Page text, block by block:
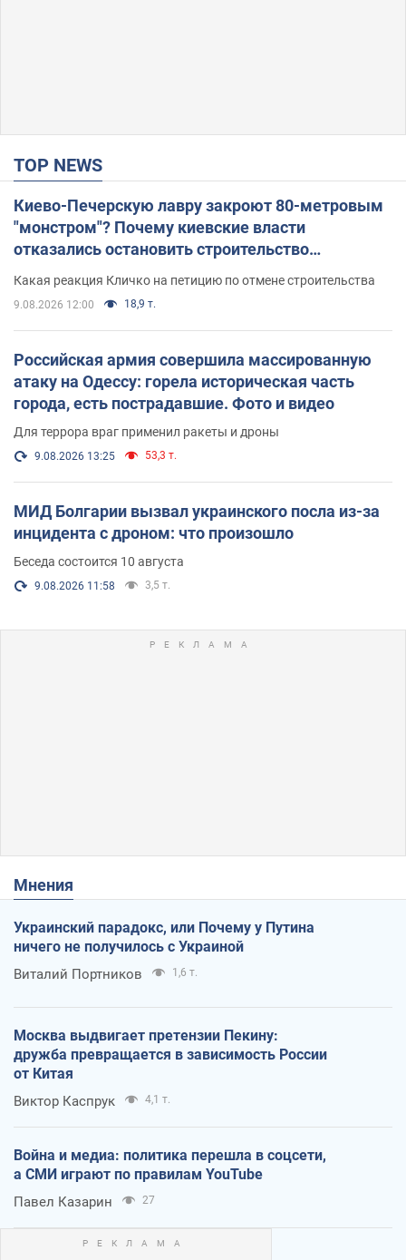
TOP NEWS
Киево-Печерскую лавру закроют 80-метровым
"монстром"? Почему киевские власти
отказались остановить строительство
Какая реакция Кличко на петицию по отмене строительства
9.08.2026 12:00 18,9 т.
Российская армия совершила массированную
атаку на Одессу: горела историческая часть
города, есть пострадавшие. Фото и видео
Для террора враг применил ракеты и дроны
9.08.2026 13:25 53,3 т.
МИД Болгарии вызвал украинского посла из-за
инцидента с дроном: что произошло
Беседа состоится 10 августа
9.08.2026 11:58 3,5 т.
Мнения
Украинский парадокс, или Почему у Путина
ничего не получилось с Украиной
Виталий Портников 1,6 т.
Москва выдвигает претензии Пекину:
дружба превращается в зависимость России
от Китая
Виктор Каспрук 4,1 т.
Война и медиа: политика перешла в соцсети,
а СМИ играют по правилам YouTube
Павел Казарин 27